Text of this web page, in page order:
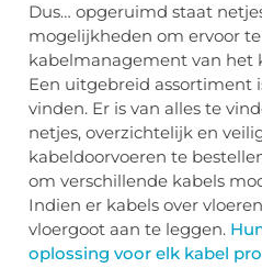
Dus… opgeruimd staat
mogelijkheden om ervoor
kabelmanagement van het
Een uitgebreid assortiment
vinden. Er is van alles te
netjes, overzichtelijk en
kabeldoorvoeren te
om verschillende kabels
Indien er kabels over
vloergoot aan te leggen.
oplossing voor elk kabel